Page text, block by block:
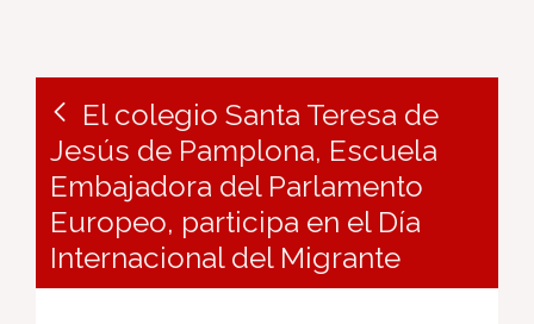
El colegio Santa Teresa de
Jesús de Pamplona, Escuela
Embajadora del Parlamento
Europeo, participa en el Día
Internacional del Migrante